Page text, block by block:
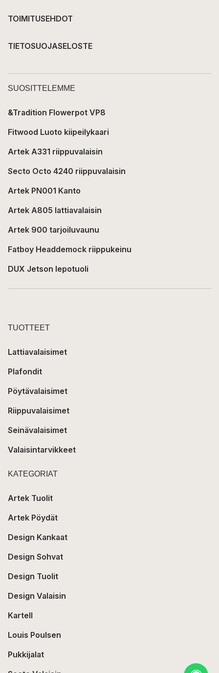
TOIMITUSEHDOT
TIETOSUOJASELOSTE
SUOSITTELEMME
&Tradition Flowerpot VP8
Fitwood Luoto kiipeilykaari
Artek A331 riippuvalaisin
Secto Octo 4240 riippuvalaisin
Artek PN001 Kanto
Artek A805 lattiavalaisin
Artek 900 tarjoiluvaunu
Fatboy Headdemock riippukeinu
DUX Jetson lepotuoli
TUOTTEET
Lattiavalaisimet
Plafondit
Pöytävalaisimet
Riippuvalaisimet
Seinävalaisimet
Valaisintarvikkeet
KATEGORIAT
Artek Tuolit
Artek Pöydät
Design Kankaat
Design Sohvat
Design Tuolit
Design Valaisin
Kartell
Louis Poulsen
Pukkijalat